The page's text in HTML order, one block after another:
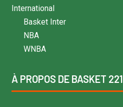
International
Basket Inter
NBA
WNBA
À PROPOS DE BASKET 221